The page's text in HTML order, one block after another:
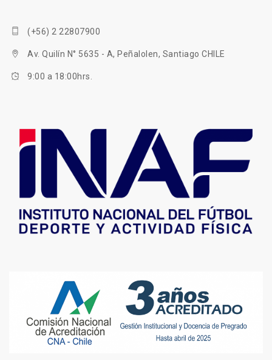
(+56) 2 22807900
Av. Quilín N° 5635 - A, Peñalolen, Santiago CHILE
9:00 a 18:00hrs.